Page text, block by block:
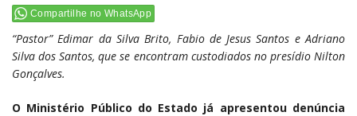
Compartilhe no WhatsApp
“Pastor” Edimar da Silva Brito, Fabio de Jesus Santos e Adriano
Silva dos Santos, que se encontram custodiados no presídio Nilton
Gonçalves.
O Ministério Público do Estado já apresentou denúncia